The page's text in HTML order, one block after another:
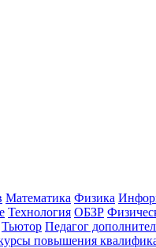
Математика Физика
Технология ОБЗР
Тьютор Педагог
повышения